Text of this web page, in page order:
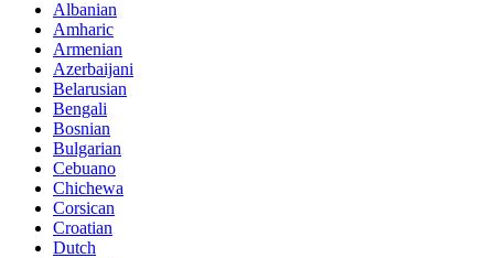
Albanian
Amharic
Armenian
Azerbaijani
Belarusian
Bengali
Bosnian
Bulgarian
Cebuano
Chichewa
Corsican
Croatian
Dutch